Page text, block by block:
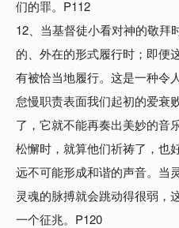
们的罪。P112
12、当基督徒小看对神的敬拜
的、外在的形式履行时；即便
有被恰当地履行。这是一种令
怠慢职责表面我们起初的爱衰
了，它就不能再奏出美妙的音
松懈时，就算他们祈祷了，也
远不可能形成和谐的声音。当
灵魂的脉搏就会跳动得很弱，
一个征兆。P120